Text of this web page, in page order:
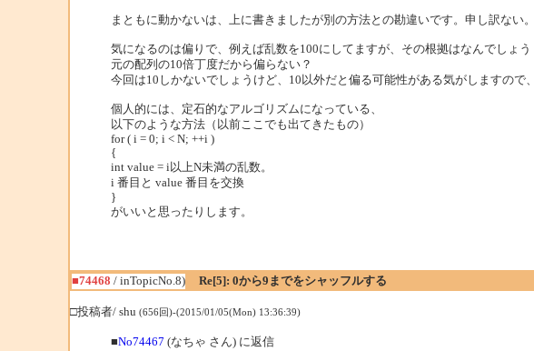
まともに動かないは、上に書きましたが別の方法との勘違いです。申し訳ない。
気になるのは偏りで、例えば乱数を100にしてますが、その根拠はなんでしょう
元の配列の10倍丁度だから偏らない？
今回は10しかないでしょうけど、10以外だと偏る可能性がある気がしますの
個人的には、定石的なアルゴリズムになっている、
以下のような方法（以前ここでも出てきたもの）
for ( i = 0; i < N; ++i )
{
int value = i以上N未満の乱数。
i 番目と value 番目を交換
}
がいいと思ったりします。
■74468 / inTopicNo.8)
Re[5]: 0から9までをシャッフルする
□投稿者/ shu (656回)-(2015/01/05(Mon) 13:36:39)
■No74467 (なちゃ さん) に返信